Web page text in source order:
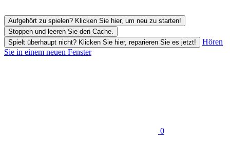
Aufgehört zu spielen? Klicken Sie hier, um neu zu starten!
Stoppen und leeren Sie den Cache.
Spielt überhaupt nicht? Klicken Sie hier, reparieren Sie es jetzt!
Hören
Sie in einem neuen Fenster
0